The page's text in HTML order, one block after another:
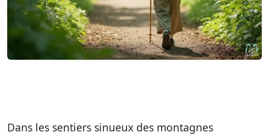
Dans les sentiers sinueux des montagnes